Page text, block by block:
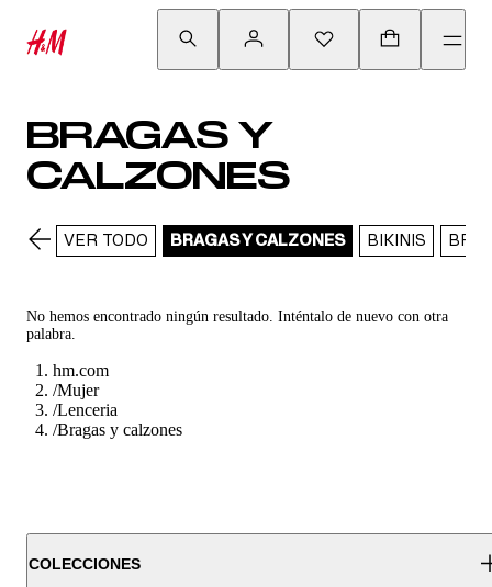
BRAGAS Y
CALZONES
VER TODO BRAGAS Y CALZONES BIKINIS
No hemos encontrado ningún resultado. Inténtalo de nuevo con otra
palabra.
hm.com
/Mujer
/Lenceria
/Bragas y calzones
COLECCIONES